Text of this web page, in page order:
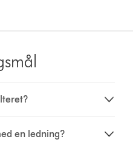
en ledning?